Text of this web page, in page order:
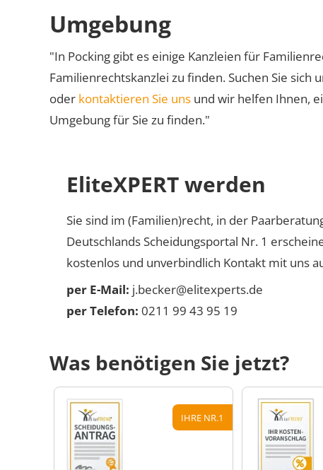
Umgebung
"In Pocking gibt es einige Kanzleien für
Familienrechtskanzlei zu finden. Suchen Sie sich
oder kontaktieren Sie uns und wir helfen Ihnen,
Umgebung für Sie zu finden."
EliteXPERT werden
Sie sind im (Familien)recht, in der
Deutschlands Scheidungsportal Nr. 1
kostenlos und unverbindlich Kontakt mit uns
per E-Mail: j.becker@elitexperts.de
per Telefon: 0211 99 43 95 19
Was benötigen Sie jetzt?
IHRE NR.1